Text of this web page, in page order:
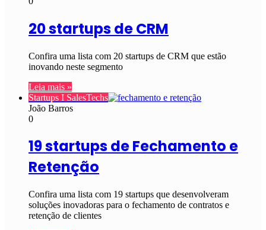
20 startups de CRM
Confira uma lista com 20 startups de CRM que estão
inovando neste segmento
Leia mais »
Startups I SalesTechs
João Barros
0
19 startups de Fechamento e
Retenção
Confira uma lista com 19 startups que desenvolveram
soluções inovadoras para o fechamento de contratos e
retenção de clientes